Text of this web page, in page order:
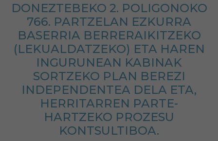
DONEZTEBEKO 2. POLIGONOKO
766. PARTZELAN EZKURRA
BASERRIA BERRERAIKITZEKO
(LEKUALDATZEKO) ETA HAREN
INGURUNEAN KABINAK
SORTZEKO PLAN BEREZI
INDEPENDENTEA DELA ETA,
HERRITARREN PARTE-
HARTZEKO PROZESU
KONTSULTIBOA.